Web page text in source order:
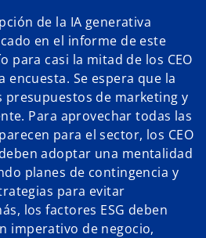
de la IA generativa
en el informe de este
para casi la mitad de los CEO
Se espera que la
de marketing y
Para aprovechar todas las
para el sector, los CEO
adoptar una mentalidad
planes de contingencia y
para evitar
los factores ESG deben
imperativo de negocio,